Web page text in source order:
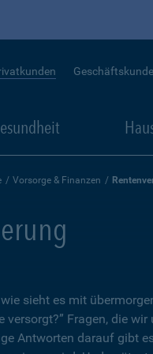
Vorsorge & Finanzen
sieht es mit
versorgt?” Fragen, die
Antworten darauf gibt